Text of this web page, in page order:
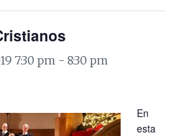
7:30 pm -8:30 pm
En
esta